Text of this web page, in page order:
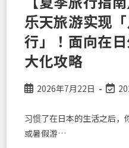
备
工
具
的
理
由
乐天旅游实现
行」！面向在
大化攻略
Post2026年7月22日
Post
习惯了在日本的生活之后，
或暑假游…